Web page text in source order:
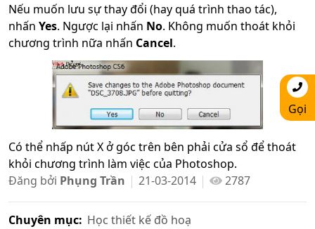
Nếu muốn lưu sự thay đổi (hay quá trình thao tác),
nhấn Yes. Ngược lại nhấn No. Không muốn thoát khỏi
chương trình nữa nhấn Cancel.
Có thể nhấp nút X ở góc trên bên phải cửa sổ để thoát
khỏi chương trình làm việc của Photoshop.
Đăng bởi Phụng Trần 21-03-2014 2787
Chuyên mục: Học thiết kế đồ hoạ
Gọi